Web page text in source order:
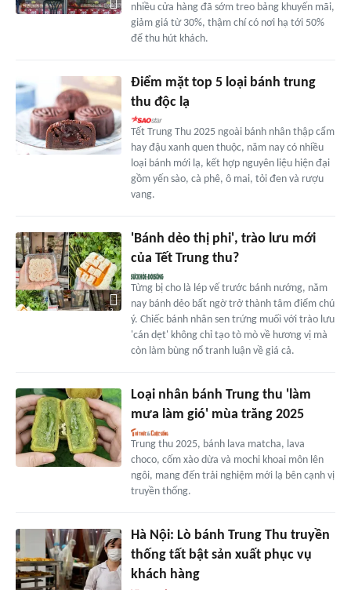
nhiều cửa hàng đã sớm treo bảng khuyến mãi,
giảm giá từ 30%, thậm chí có nơi hạ tới 50%
để thu hút khách.
Điểm mặt top 5 loại bánh trung
thu độc lạ
Tết Trung Thu 2025 ngoài bánh nhân thập cẩm
hay đậu xanh quen thuộc, năm nay có nhiều
loại bánh mới lạ, kết hợp nguyên liệu hiện đại
gồm yến sào, cà phê, ô mai, tỏi đen và rượu
vang.
'Bánh dẻo thị phi', trào lưu mới
của Tết Trung thu?
Từng bị cho là lép vế trước bánh nướng, năm
nay bánh dẻo bất ngờ trở thành tâm điểm chú
ý. Chiếc bánh nhân sen trứng muối với trào lưu
'cán dẹt' không chỉ tạo tò mò về hương vị mà
còn làm bùng nổ tranh luận về giá cả.
Loại nhân bánh Trung thu 'làm
mưa làm gió' mùa trăng 2025
Trung thu 2025, bánh lava matcha, lava
choco, cốm xào dừa và mochi khoai môn lên
ngôi, mang đến trải nghiệm mới lạ bên cạnh vị
truyền thống.
Hà Nội: Lò bánh Trung Thu truyền
thống tất bật sản xuất phục vụ
khách hàng